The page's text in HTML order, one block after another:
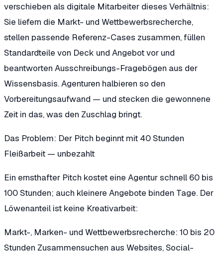
verschieben als digitale Mitarbeiter dieses Verhältnis:
Sie liefern die Markt- und Wettbewerbsrecherche,
stellen passende Referenz-Cases zusammen, füllen
Standardteile von Deck und Angebot vor und
beantworten Ausschreibungs-Fragebögen aus der
Wissensbasis. Agenturen halbieren so den
Vorbereitungsaufwand — und stecken die gewonnene
Zeit in das, was den Zuschlag bringt.
Das Problem: Der Pitch beginnt mit 40 Stunden
Fleißarbeit — unbezahlt
Ein ernsthafter Pitch kostet eine Agentur schnell 60 bis
100 Stunden; auch kleinere Angebote binden Tage. Der
Löwenanteil ist keine Kreativarbeit:
Markt-, Marken- und Wettbewerbsrecherche: 10 bis 20
Stunden Zusammensuchen aus Websites, Social-